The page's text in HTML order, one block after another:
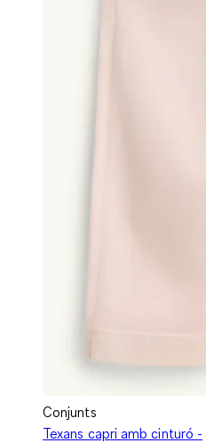
Conjunts
Texans capri amb cinturó -